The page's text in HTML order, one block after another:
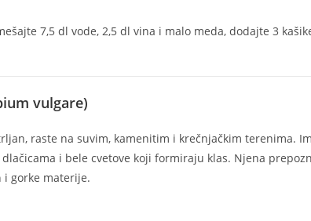
7,5 dl vode, 2,5 dl vina i malo meda, dodajte 3
vulgare)
raste na suvim, kamenitim i krečnjačkim terenima.
i bele cvetove koji formiraju klas. Njena
i gorke materije.